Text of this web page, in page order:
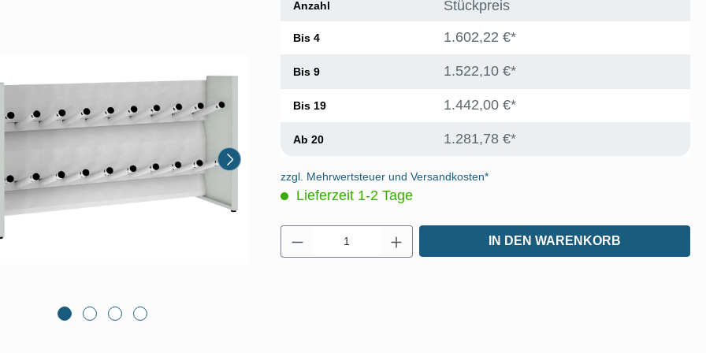
Anzahl Stückpreis
Bis 4 1.602,22 €*
Bis 9 1.522,10 €*
Bis 19 1.442,00 €*
Ab 20 1.281,78 €*
zzgl. Mehrwertsteuer und Versandkosten*
Lieferzeit 1-2 Tage
Produkt Anzahl: Gib den gewünschten Wert ein
IN DEN WARENKORB